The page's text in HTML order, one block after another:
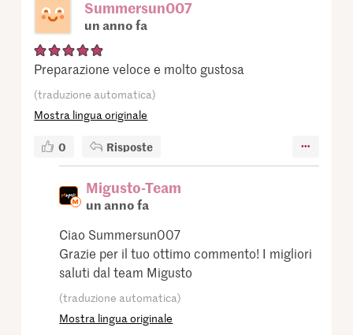
Summersun007
un anno fa
Preparazione veloce e molto gustosa
(traduzione automatica)
Mostra lingua originale
0 Risposte
Migusto-Team
un anno fa
Ciao Summersun007
Grazie per il tuo ottimo commento! I migliori
saluti dal team Migusto
(traduzione automatica)
Mostra lingua originale